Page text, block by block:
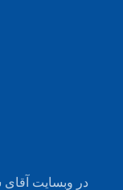
در وبسایت آقای